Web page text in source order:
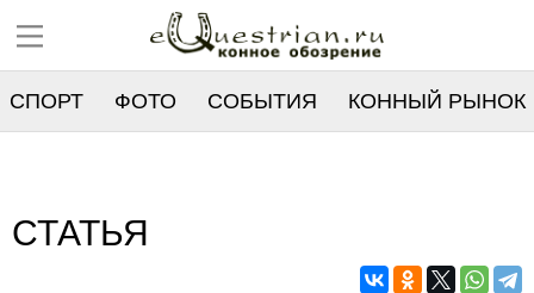
СПОРТ ФОТО СОБЫТИЯ КОННЫЙ РЫНОК
СТАТЬЯ